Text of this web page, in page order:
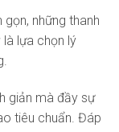
những thanh
lựa chọn lý
giản mà đầy sự
tiêu chuẩn. Đáp